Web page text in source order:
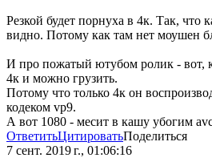
Резкой будет порнуха в 4к. Так,
видно. Потому как там нет моушен
И про пожатый ютубом ролик - вот,
4к и можно грузить.
Потому что только 4к он
кодеком vp9.
А вот 1080 - месит в кашу убогим
ОтветитьЦитироватьПоделиться
7 сент. 2019 г., 01:06:16